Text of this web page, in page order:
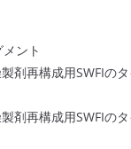
ント
剤再構成用SWFIの
剤再構成用SWFIの